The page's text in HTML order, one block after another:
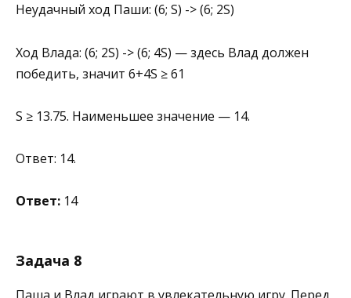
Неудачный ход Паши: (6; S) -> (6; 2S)
Ход Влада: (6; 2S) -> (6; 4S) — здесь Влад должен
победить, значит 6+4S ≥ 61
S ≥ 13.75. Наименьшее значение — 14.
Ответ: 14.
Ответ: 14
Задача 8